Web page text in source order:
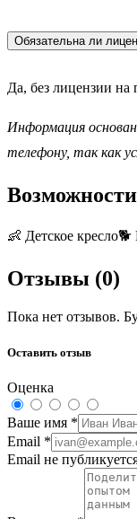
Обязательна ли
Да, без лицензии на
Информация
телефону, так как
Возможности
👶 Детское кресло🐕
Отзывы (0)
Пока нет отзывов.
Оставить отзыв
Оценка
Ваше имя *
Email *
Email не